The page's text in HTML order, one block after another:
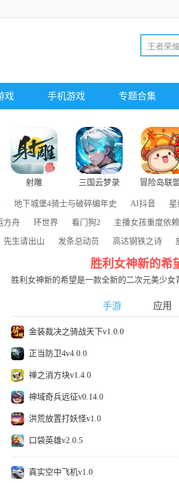
戏 手机游戏 专题合集
射雕 三国云梦录
冒险岛联
地下城堡4骑士与破碎编年史 AI抖音 星
方舟 环世界 看门狗2 主播女孩重度依赖
先生请出山 发条总动员 高达钢铁之诗
胜利女神新的希
胜利女神新的希望是一款全新的二次元美少女
行。在这款以末世为背景的游戏中，玩家将化
人形兵器胜利女神(妮姬)们，为夺回被外星...
手游 应用
金装裁决之骑战天下v1.0.0
正当防卫4v4.0.0
禅之消方块v1.4.0
神域奇兵远征v0.14.0
洪荒放置打妖怪v1.0
口袋英雄v2.0.5
真实空中飞机v1.0